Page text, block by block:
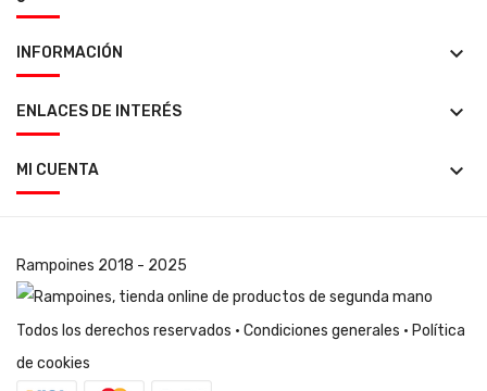
INFORMACIÓN keyboard_arrow_down
ENLACES DE INTERÉS keyboard_arrow_down
MI CUENTA keyboard_arrow_down
Rampoines 2018 - 2025
Todos los derechos reservados · Condiciones generales · Política
de cookies